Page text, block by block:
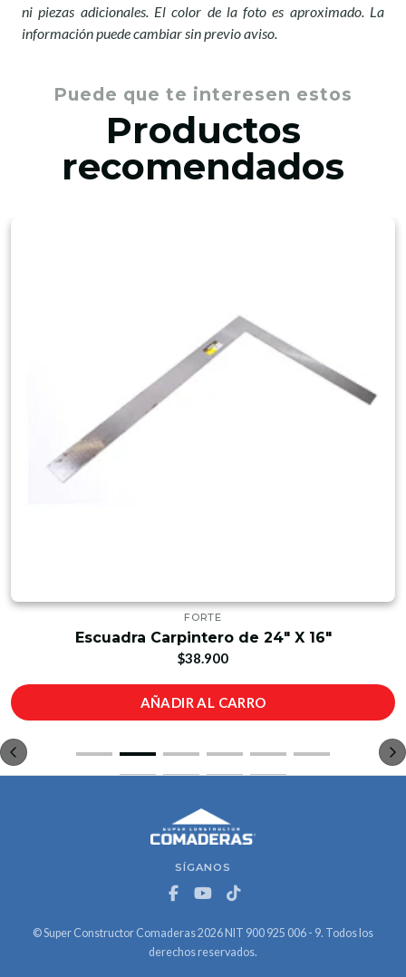
ni piezas adicionales. El color de la foto es aproximado. La
información puede cambiar sin previo aviso.
Puede que te interesen estos
Productos
recomendados
FORTE
Escuadra Carpintero de 24" X 16"
$38.900
AÑADIR AL CARRO
SÍGANOS
© Super Constructor Comaderas 2026 NIT 900 925 006 - 9. Todos los
derechos reservados.